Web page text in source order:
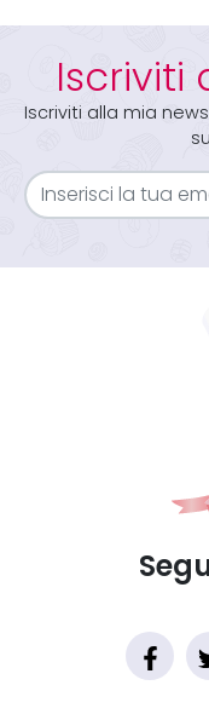
Iscriviti
Iscriviti alla mia